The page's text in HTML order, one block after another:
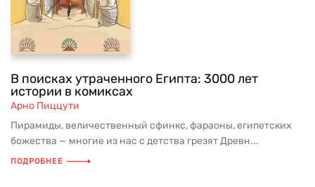
В поисках утраченного Египта: 3000 лет
истории в комиксах
Арно Пиццути
Пирамиды, величественный сфинкс, фараоны, египетских
божества — многие из нас с детства грезят Древн...
ПОДРОБНЕЕ